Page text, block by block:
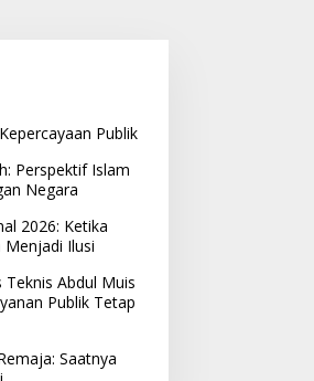
Publik
Perspektif Islam
Negara
2026: Ketika
Menjadi Ilusi
Teknis Abdul Muis
Publik Tetap
Saatnya